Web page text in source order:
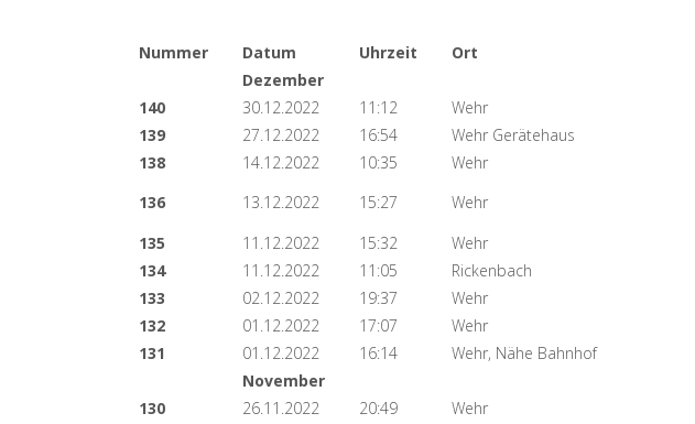
Nummer Datum Uhrzeit Ort
Dezember
140
30.12.2022 11:12 Wehr
139
27.12.2022 16:54 Wehr Gerätehaus
138
14.12.2022 10:35 Wehr
136
13.12.2022 15:27 Wehr
135
11.12.2022 15:32 Wehr
134
11.12.2022 11:05 Rickenbach
133
02.12.2022 19:37 Wehr
132
01.12.2022 17:07 Wehr
131
01.12.2022 16:14 Wehr, Nähe Bahnhof
November
130
26.11.2022 20:49 Wehr